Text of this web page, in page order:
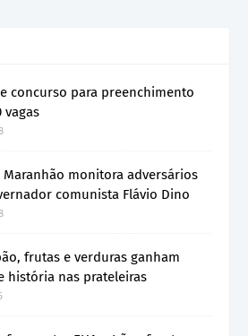
concurso para preenchimento
vagas
Maranhão monitora adversários
comunista Flávio Dino
frutas e verduras ganham
história nas prateleiras